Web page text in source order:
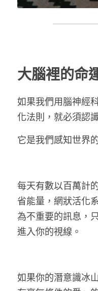
大腦裡的命
如果我們用腦神經
化法則，就必須認
它是我們感知世界
每天有數以百萬計
省能量， 網狀活化
為不重要的訊息，
進入你的視線。
如果你的潛意識冰